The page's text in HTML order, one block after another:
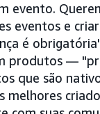
evento.
eventos e
é
produtos —
que são
melhores